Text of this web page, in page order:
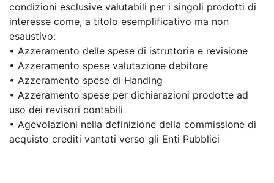
condizioni esclusive valutabili per i singoli prodotti di
interesse come, a titolo esemplificativo ma non
esaustivo:
• Azzeramento delle spese di istruttoria e revisione
• Azzeramento spese valutazione debitore
• Azzeramento spese di Handing
• Azzeramento spese per dichiarazioni prodotte ad
uso dei revisori contabili
• Agevolazioni nella definizione della commissione di
acquisto crediti vantati verso gli Enti Pubblici